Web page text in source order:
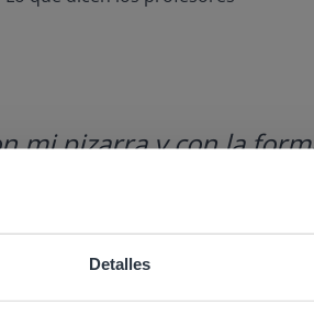
Detalles
mi pizarra y con la
match your location